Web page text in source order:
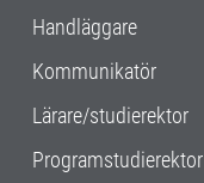
Handläggare
Kommunikatör
Lärare/studierektor
Programstudierektor